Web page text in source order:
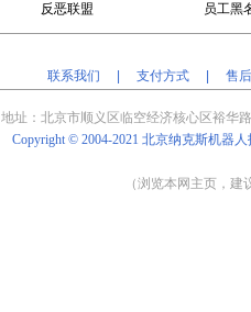
反恶联盟 员工黑
联系我们 |支付方式 |售
地址：北京市顺义区临空经济核心区裕华
Copyright © 2004-2021北京纳克斯机器
（浏览本网主页，